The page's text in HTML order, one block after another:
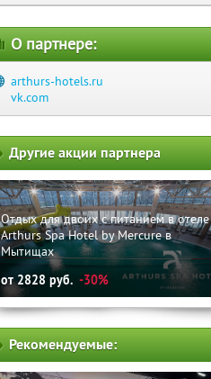
О партнере:
arthurs-hotels.ru
vk.com
Другие акции партнера
Отдых для двоих с питанием в отеле
Arthurs Spa Hotel by Mercure в
Мытищах
от2828 руб. -30%
Рекомендуемые: